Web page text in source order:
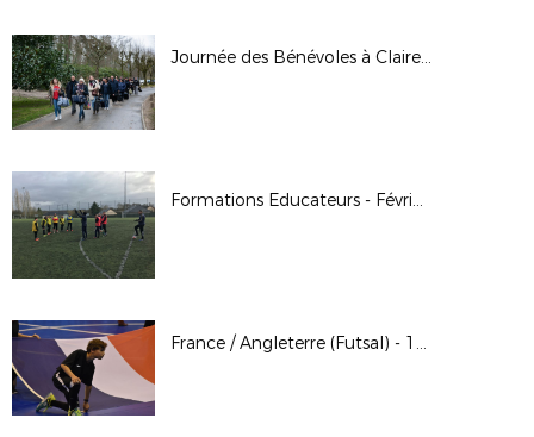
Journée des Bénévoles à Clairefontaine - Avril 2019
Formations Educateurs - Février et Mars 2019
France / Angleterre (Futsal) - 10 Avril 2019